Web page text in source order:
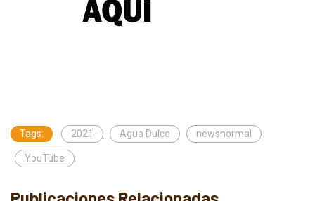
Tags: 2021 Agua Dulce newsnormal
YouTube